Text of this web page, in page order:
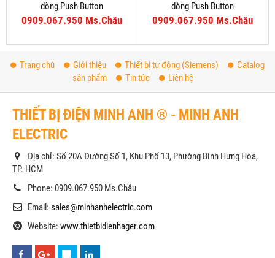
dòng Push Button
0909.067.950 Ms.Châu
dòng Push Button
0909.067.950 Ms.Châu
Trang chủ Giới thiệu Thiết bị tự động (Siemens)
Catalog
sản phẩm
Tin tức Liên hệ
THIẾT BỊ ĐIỆN MINH ANH ® - MINH ANH
ELECTRIC
Địa chỉ: Số 20A Đường Số 1, Khu Phố 13, Phường Bình Hưng Hòa,
TP. HCM
Phone: 0909.067.950 Ms.Châu
Email: sales@minhanhelectric.com
Website: www.thietbidienhager.com